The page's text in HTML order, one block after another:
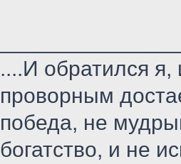
....И обратился
проворным
победа, не
богатство, и не